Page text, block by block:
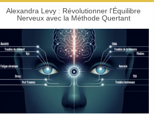
Alexandra Levy : Révolutionner l'Équilibre
Nerveux avec la Méthode Quertant